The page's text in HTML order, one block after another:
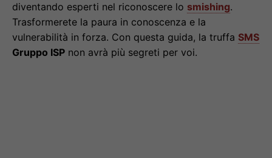
diventando esperti nel riconoscere lo smishing.
Trasformerete la paura in conoscenza e la
vulnerabilità in forza. Con questa guida, la truffa SMS
Gruppo ISP non avrà più segreti per voi.